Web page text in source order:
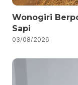
Wonogiri
Sapi
03/08/2026